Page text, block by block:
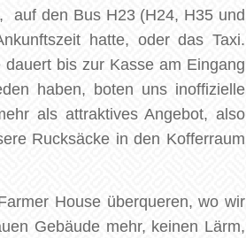
auf den Bus H23 (H24, H35 und
hatte, oder das Taxi.
bis zur Kasse am Eingang
haben, boten uns inoffizielle
als attraktives Angebot, also
Rucksäcke in den Kofferraum
House überqueren, wo wir
Gebäude mehr, keinen Lärm,